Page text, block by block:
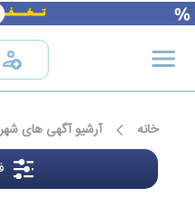
خانه آرشیو آگهی های